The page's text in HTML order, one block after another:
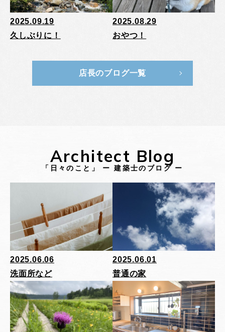
2025.09.19
久しぶりに！
2025.08.29
おやつ！
店長のブログ一覧
Architect Blog
「日々のこと」 ー 建築士のブログ ー
2025.06.06
洗面所など
2025.06.01
普通の家